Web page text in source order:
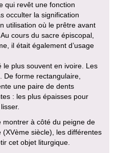
qui revêt une fonction
occulter la signification
utilisation où le prêtre avant
cours du sacre épiscopal,
il était également d’usage
le plus souvent en ivoire. Les
De forme rectangulaire,
une paire de dents
: les plus épaisses pour
à côté du peigne de
(XVème siècle), les différentes
cet objet liturgique.